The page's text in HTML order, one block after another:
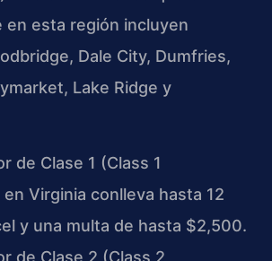
esta región incluyen
Dale City, Dumfries,
Lake Ridge y
de Clase 1 (Class 1
Virginia conlleva hasta 12
y una multa de hasta $2,500.
de Clase 2 (Class 2